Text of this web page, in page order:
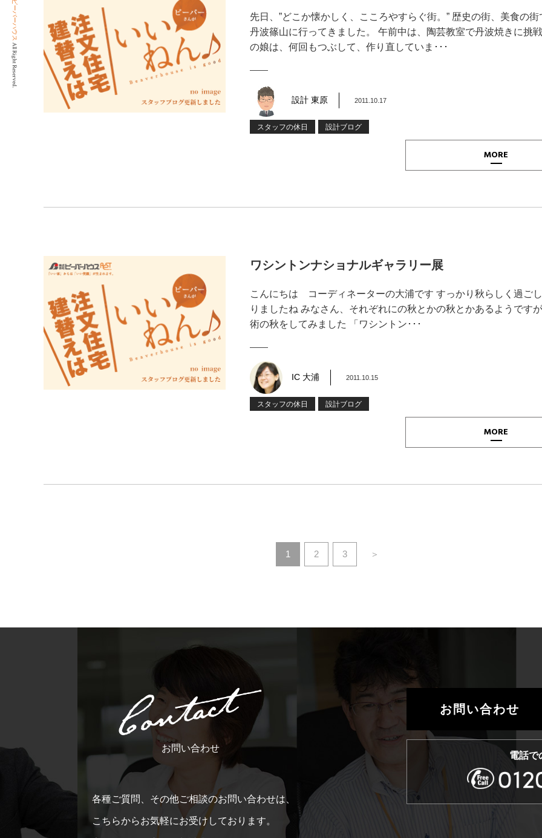
先日、”どこか懐かしく、こころやすらぐ街。” 歴史の街、美食の
丹波篠山に行ってきました。 午前中は、陶芸教室で丹波焼きに挑
の娘は、何回もつぶして、作り直していま･･･
設計 東原 2011.10.17
スタッフの休日 設計ブログ
MORE
ワシントンナショナルギャラリー展
こんにちは コーディネーターの大浦です すっかり秋らしく過ご
りましたね みなさん、それぞれにの秋とかの秋とかあるようです
術の秋をしてみました 「ワシントン･･･
IC 大浦 2011.10.15
スタッフの休日 設計ブログ
MORE
1 2 3 ＞
お問い合わせ
各種ご質問、その他ご相談のお問い合わせは、
こちらからお気軽にお受けしております。
お問い合わせ
電話で
All Right Reserved.